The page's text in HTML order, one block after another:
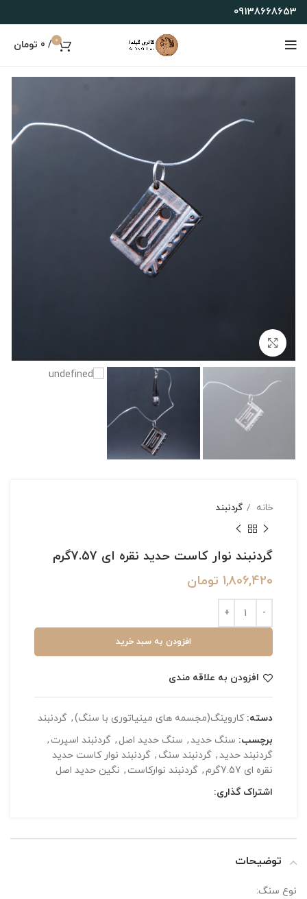
09138668653
0
/
0 تومان
خانه گردنبند
گردنبند نوار کاست حدید نقره ای 7.57گرم
1,806,420 تومان
افزودن به سبد خرید
افزودن به علاقه مندی
دسته: کاروینگ(مجسمه های مینیاتوری با سنگ), گردنبند
برچسب: سنگ حدید, سنگ حدید اصل , گردنبند اسپرت ,
گردنبند حدید, گردنبند سنگ , گردنبند نوار کاست حدید
نقره ای 7.57گرم
, گردنبند نوارکاست , نگین حدید اصل
اشتراک گذاری:
توضیحات
نوع سنگ: